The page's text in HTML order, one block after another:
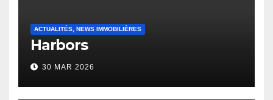
ACTUALITÉS, NEWS IMMOBILIÈRES
Harbors
30 MAR 2026